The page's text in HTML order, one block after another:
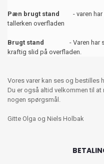
Pæn brugt stand
- varen har
tallerken overfladen
Brugt stand
- Varen har
kraftig slid på overfladen.
Vores varer kan ses og bestilles
Du er også altid velkommen til at
nogen spørgsmål.
Gitte Olga og Niels Holbak